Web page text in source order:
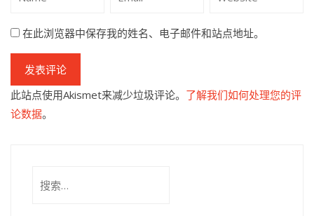
在此浏览器中保存我的姓名、电子邮件和站点地址。
此站点使用Akismet来减少垃圾评论。 了解我们如何处理您的评
论数据。
索：